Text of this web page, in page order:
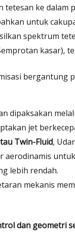
tetesan ke dalam
untuk
spektrum
kasar),
bergantung
dipaksakan
jet
Twin-Fluid,
aerodinamis
lebih rendah.
mekanis
dan geometri